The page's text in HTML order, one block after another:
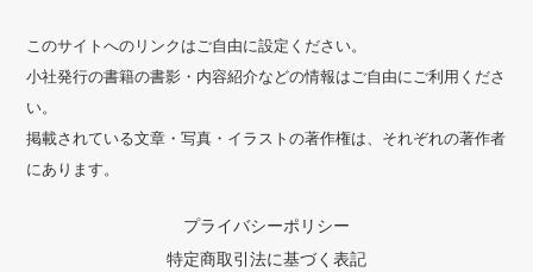
このサイトへのリンクはご自由に設定ください。
小社発行の書籍の書影・内容紹介などの情報はご自由にご利用くださ
い。
掲載されている文章・写真・イラストの著作権は、それぞれの著作者
にあります。
プライバシーポリシー
特定商取引法に基づく表記